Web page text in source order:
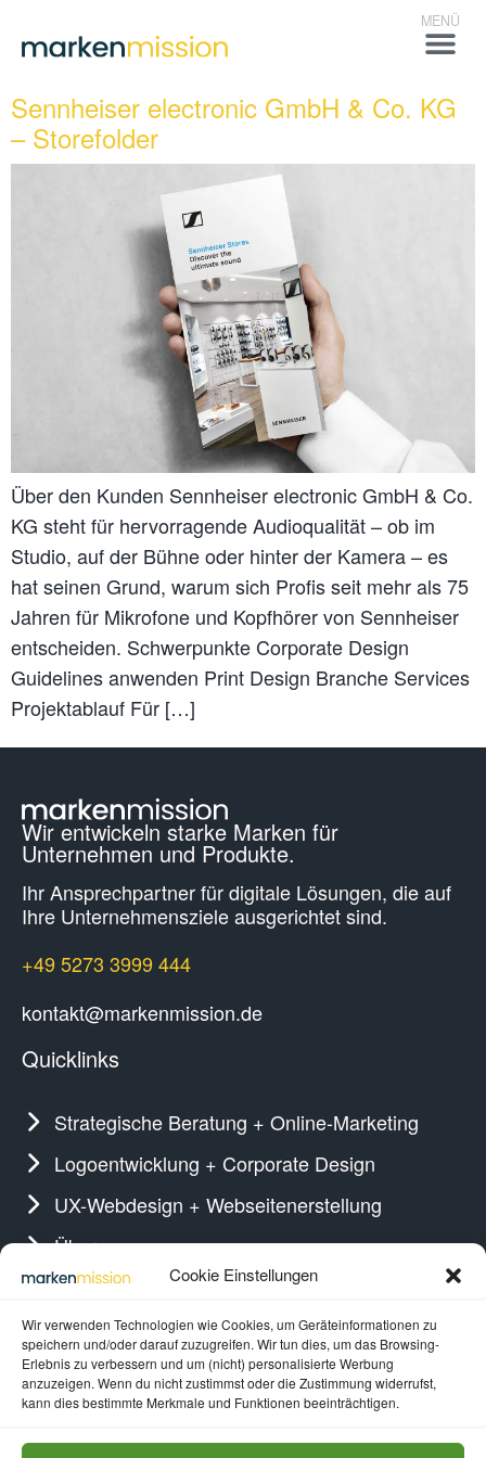
Cookie Einstellungen
Wir verwenden Technologien wie Cookies, um Geräteinformationen zu
speichern und/oder darauf zuzugreifen. Wir tun dies, um das Browsing-
Erlebnis zu verbessern und um (nicht) personalisierte Werbung
anzuzeigen. Wenn du nicht zustimmst oder die Zustimmung widerrufst,
kann dies bestimmte Merkmale und Funktionen beeinträchtigen.
Sennheiser electronic GmbH & Co. KG
– Storefolder
Über den Kunden Sennheiser electronic GmbH & Co.
KG steht für hervorragende Audioqualität – ob im
Studio, auf der Bühne oder hinter der Kamera – es
hat seinen Grund, warum sich Profis seit mehr als 75
Jahren für Mikrofone und Kopfhörer von Sennheiser
entscheiden. Schwerpunkte Corporate Design
Guidelines anwenden Print Design Branche Services
Projektablauf Für […]
Wir entwickeln starke Marken für
Unternehmen und Produkte.
Ihr Ansprechpartner für digitale Lösungen, die auf
Ihre Unternehmens­ziele ausgerichtet sind.
+49 5273 3999 444
kontakt@markenmission.de
Quicklinks
Strategische Beratung + Online-Marketing
Logoentwicklung + Corporate Design
UX-Webdesign + Webseitenerstellung
Über uns
Gefällt Ihnen, was Sie sehen?
Lassen Sie uns zusammenarbeiten!
Beratungstermin vereinbaren